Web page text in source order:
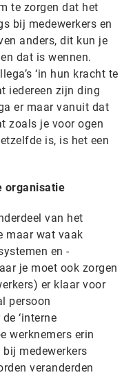
te zorgen dat het
bij medewerkers en
anders, dit kun je
dat is wennen.
‘in hun kracht te
iedereen zijn ding
er maar vanuit dat
zoals je voor ogen
is, is het een
organisatie
van het
maar wat vaak
en -
je moet ook zorgen
er klaar voor
persoon
‘interne
werknemers erin
medewerkers
veranderden